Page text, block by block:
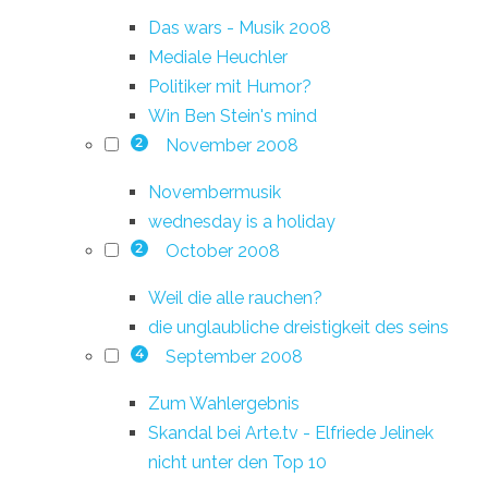
Das wars - Musik 2008
Mediale Heuchler
Politiker mit Humor?
Win Ben Stein's mind
2 November 2008
Novembermusik
wednesday is a holiday
2 October 2008
Weil die alle rauchen?
die unglaubliche dreistigkeit des seins
4 September 2008
Zum Wahlergebnis
Skandal bei Arte.tv - Elfriede Jelinek
nicht unter den Top 10